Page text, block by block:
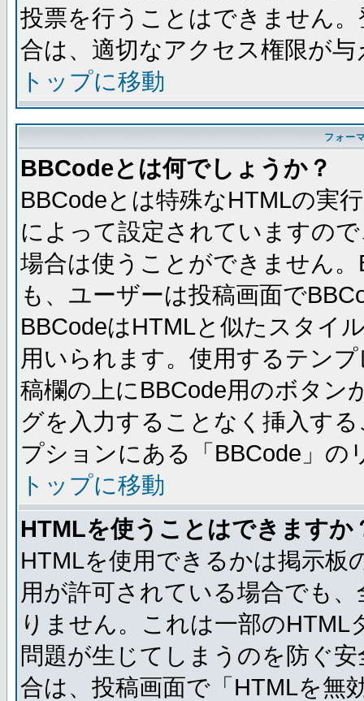
投票を行うことはできません
合は、適切なアクセス権限が
トップに移動
フォー
BBCodeとは何でしょうか？
BBCodeとは特殊なHTMLの実
によって設定されていますの
場合は使うことができません
も、ユーザーは投稿画面で
BBCodeはHTMLと似たスタイ
用いられます。使用するテン
稿欄の上にBBCode用のボタン
グを入力することなく挿入す
プションにある「BBCode」
トップに移動
HTMLを使うことはできますか
HTMLを使用できるかは掲示板
用が許可されている場合でも
りません。これは一部の
問題が生じてしまうのを防ぐ
合は、投稿画面で「HTMLを無